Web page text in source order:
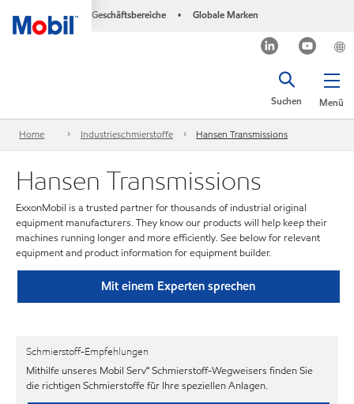
Geschäftsbereiche • Globale Marken
Menü
Suchen
Home Industrieschmierstoffe Hansen Transmissions
Hansen Transmissions
ExxonMobil is a trusted partner for thousands of industrial original
equipment manufacturers. They know our products will help keep their
machines running longer and more efficiently. See below for relevant
equipment and product information for equipment builder.
Mit einem Experten sprechen
Schmierstoff-Empfehlungen
Mithilfe unseres Mobil Serv℠ Schmierstoff-Wegweisers finden Sie
die richtigen Schmierstoffe für Ihre speziellen Anlagen.